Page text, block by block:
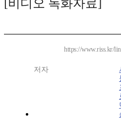
[비디오 녹화자료]
https://www.riss.kr/
저자